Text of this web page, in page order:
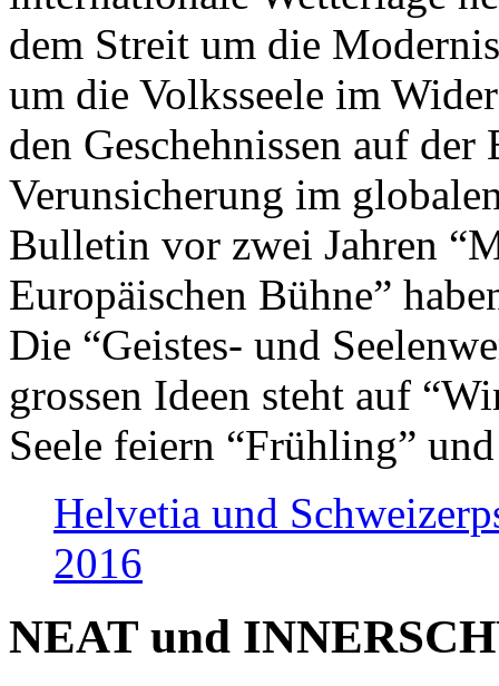
dem Streit um die
um die Volksseele im
den Geschehnissen auf
Verunsicherung im
Bulletin vor zwei Jahren
Europäischen Bühne”
Die “Geistes- und
grossen Ideen steht auf
Seele feiern “Frühling”
Helvetia und
2016
NEAT und